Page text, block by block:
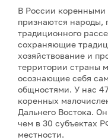
В России
признаются
традиционного
сохраняющие
хозяйствование и
территории страны
осознающие себя
общностями. У нас
коренных
Дальнего Востока.
чем в 30 субъектах
местности.